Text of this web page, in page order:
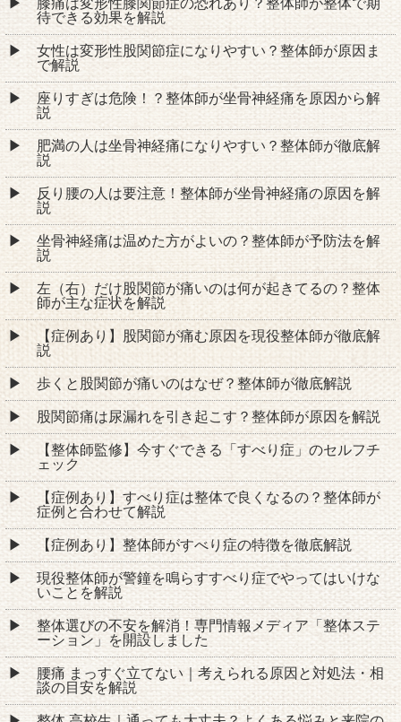
待できる効果を解説
女性は変形性股関節症になりやすい？整体師が原因ま
で解説
座りすぎは危険！？整体師が坐骨神経痛を原因から解
説
肥満の人は坐骨神経痛になりやすい？整体師が徹底解
説
反り腰の人は要注意！整体師が坐骨神経痛の原因を解
説
坐骨神経痛は温めた方がよいの？整体師が予防法を解
説
左（右）だけ股関節が痛いのは何が起きてるの？整体
師が主な症状を解説
【症例あり】股関節が痛む原因を現役整体師が徹底解
説
歩くと股関節が痛いのはなぜ？整体師が徹底解説
股関節痛は尿漏れを引き起こす？整体師が原因を解説
【整体師監修】今すぐできる「すべり症」のセルフチ
ェック
【症例あり】すべり症は整体で良くなるの？整体師が
症例と合わせて解説
【症例あり】整体師がすべり症の特徴を徹底解説
現役整体師が警鐘を鳴らすすべり症でやってはいけな
いことを解説
整体選びの不安を解消！専門情報メディア「整体ステ
ーション」を開設しました
腰痛 まっすぐ立てない｜考えられる原因と対処法・相
談の目安を解説